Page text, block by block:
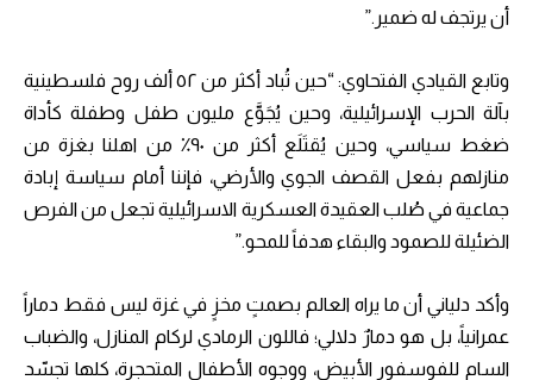
أن يرتجف له ضمير.”
وتابع القيادي الفتحاوي: “حين تُباد أكثر من ٥٢ ألف روح فلسطينية
بآلة الحرب الإسرائيلية، وحين يُجَوَّع مليون طفل وطفلة كأداة
ضغط سياسي، وحين يُقتَلَع أكثر من ٩٠٪ من اهلنا بغزة من
منازلهم بفعل القصف الجوي والأرضي، فإننا أمام سياسة إبادة
جماعية في صُلب العقيدة العسكرية الاسرائيلية تجعل من الفرص
الضئيلة للصمود والبقاء هدفاً للمحو.”
وأكد دلياني أن ما يراه العالم بصمتٍ مخزٍ في غزة ليس فقط دماراً
عمرانياً، بل هو دمارٌ دلالي؛ فاللون الرمادي لركام المنازل، والضباب
السام للفوسفور الأبيض، ووجوه الأطفال المتحجرة، كلها تجسّد